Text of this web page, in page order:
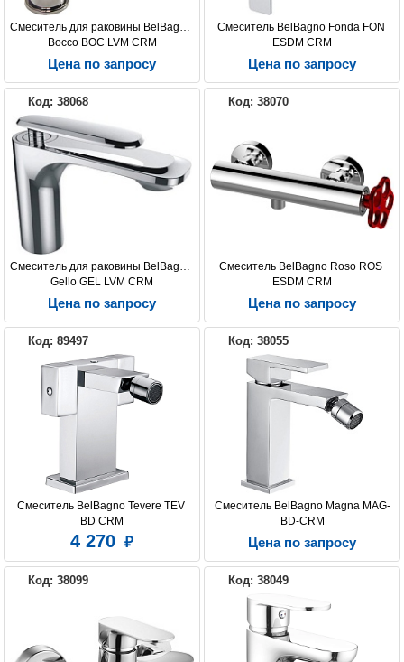
Смеситель для раковины BelBagno
Bocco BOC LVM CRM
Цена по запросу
Смеситель BelBagno Fonda FON
ESDM CRM
Цена по запросу
Код: 38068
Смеситель для раковины BelBagno
Gello GEL LVM CRM
Цена по запросу
Код: 38070
Смеситель BelBagno Roso ROS
ESDM CRM
Цена по запросу
Код: 89497
Смеситель BelBagno Tevere TEV
BD CRM
4 270
Код: 38055
Смеситель BelBagno Magna MAG-
BD-CRM
Цена по запросу
Код: 38099 Код: 38049